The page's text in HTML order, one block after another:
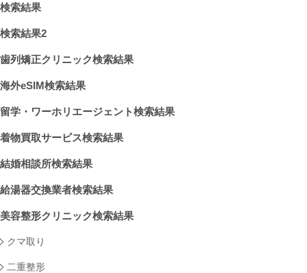
検索結果
検索結果2
歯列矯正クリニック検索結果
海外eSIM検索結果
留学・ワーホリエージェント検索結果
着物買取サービス検索結果
結婚相談所検索結果
給湯器交換業者検索結果
美容整形クリニック検索結果
クマ取り
二重整形